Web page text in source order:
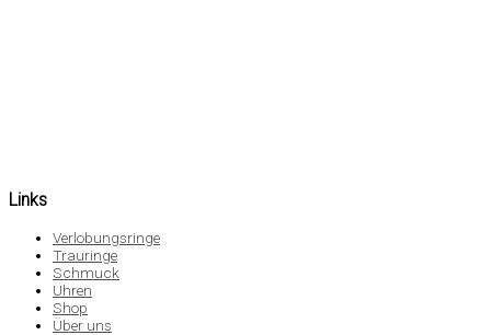
Links
Verlobungsringe
Trauringe
Schmuck
Uhren
Shop
Über uns